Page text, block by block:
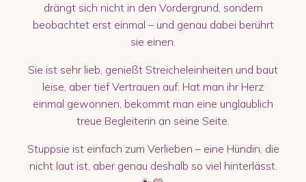
drängt sich nicht in den Vordergrund, sondern
beobachtet erst einmal – und genau dabei berührt
sie einen.
Sie ist sehr lieb, genießt Streicheleinheiten und baut
leise, aber tief Vertrauen auf. Hat man ihr Herz
einmal gewonnen, bekommt man eine unglaublich
treue Begleiterin an seine Seite.
Stuppsie ist einfach zum Verlieben – eine Hündin, die
nicht laut ist, aber genau deshalb so viel hinterlässt.